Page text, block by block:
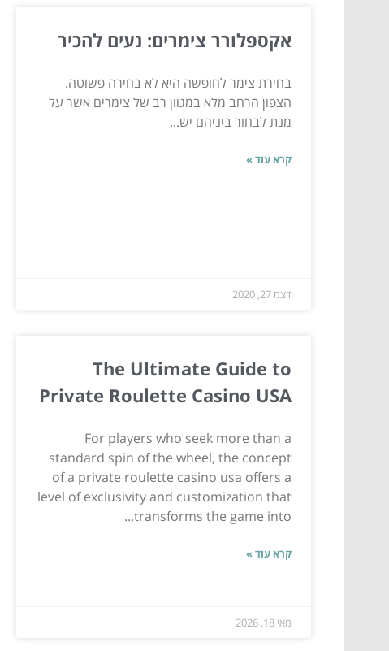
אקספלורר צימרים: נעים להכיר
בחירת צימר לחופשה היא לא בחירה פשוטה.
הצפון הרחב מלא במגוון רב של צימרים אשר על
מנת לבחור ביניהם יש...
קרא עוד »
דצמ 27, 2020
The Ultimate Guide to
Private Roulette Casino USA
For players who seek more than a
standard spin of the wheel, the concept
of a private roulette casino usa offers a
level of exclusivity and customization that
transforms the game into...
קרא עוד »
מאי 18, 2026